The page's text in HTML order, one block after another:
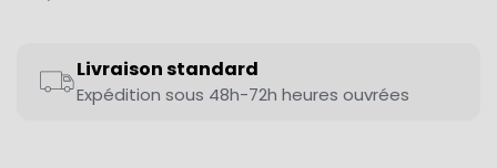
Livraison standard
Expédition sous 48h-72h heures ouvrées